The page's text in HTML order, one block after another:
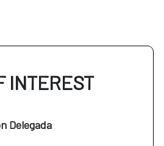
INTEREST
Delegada